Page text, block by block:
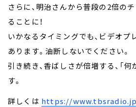
さらに、明治さんから普段の2倍の
ることに！
いかなるタイミングでも、ビデオプ
あります。油断しないでください。
引き続き、香ばしさが倍増する、「何
す。
詳しくは https://